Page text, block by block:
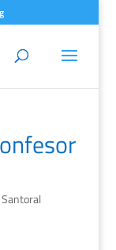
Santoral